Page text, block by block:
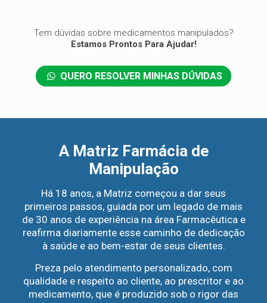
RECEITA
Qualificadas
Atendimento
Personalizado
Tem dúvidas sobre medicamentos manipulados?
Estamos Prontos Para Ajudar!
QUERO RESOLVER MINHAS DÚVIDAS
Manipulação
Há 22 anos, a Matriz começou a dar seus
de 30 anos de experiência na área Farmacêutica e
reafirma diariamente esse caminho de dedicação
à saúde e ao bem-estar de seus clientes.
Preza pelo atendimento personalizado, com
medicamento, que é produzido sob o rigor das
normas de Boas Práticas de Manipulação (Anvisa).
A Matriz Farmácia de
Manipulação
Há 18 anos, a Matriz começou a dar seus
primeiros passos, guiada por um legado de mais
de 30 anos de experiência na área Farmacêutica e
reafirma diariamente esse caminho de dedicação
à saúde e ao bem-estar de seus clientes.
Preza pelo atendimento personalizado, com
qualidade e respeito ao cliente, ao prescritor e ao
medicamento, que é produzido sob o rigor das